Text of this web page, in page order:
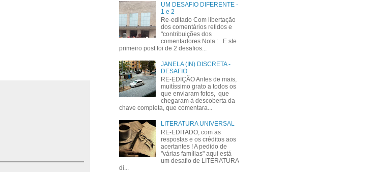
UM DESAFIO DIFERENTE -
1 e 2
Re-editado Com libertação
dos comentários retidos e
"contribuições dos
comentadores Nota : E ste
primeiro post foi de 2 desafios...
JANELA (IN) DISCRETA -
DESAFIO
RE-EDIÇÃO Antes de mais,
muitíssimo grato a todos os
que enviaram fotos, que
chegaram à descoberta da
chave completa, que comentara...
LITERATURA UNIVERSAL
RE-EDITADO, com as
respostas e os créditos aos
acertantes ! A pedido de
"várias famílias" aqui está
um desafio de LITERATURA
di...